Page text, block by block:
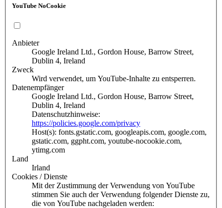
YouTube NoCookie
Anbieter
Google Ireland Ltd., Gordon House, Barrow Street,
Dublin 4, Ireland
Zweck
Wird verwendet, um YouTube-Inhalte zu entsperren.
Datenempfänger
Google Ireland Ltd., Gordon House, Barrow Street,
Dublin 4, Ireland
Datenschutzhinweise:
https://policies.google.com/privacy
Host(s): fonts.gstatic.com, googleapis.com, google.com,
gstatic.com, ggpht.com, youtube-nocookie.com,
ytimg.com
Land
Irland
Cookies / Dienste
Mit der Zustimmung der Verwendung von YouTube
stimmen Sie auch der Verwendung folgender Dienste zu,
die von YouTube nachgeladen werden: